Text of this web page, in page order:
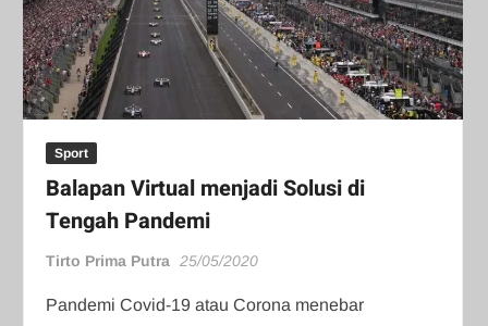
Sport
Balapan Virtual menjadi Solusi di
Tengah Pandemi
Tirto Prima Putra 25/05/2020
Pandemi Covid-19 atau Corona menebar